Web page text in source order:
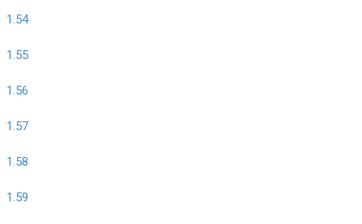
1.54
1.55
1.56
1.57
1.58
1.59